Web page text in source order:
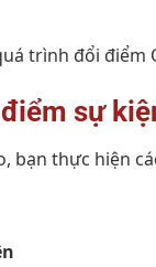
trình đổi điểm
sự
bạn thực hiện